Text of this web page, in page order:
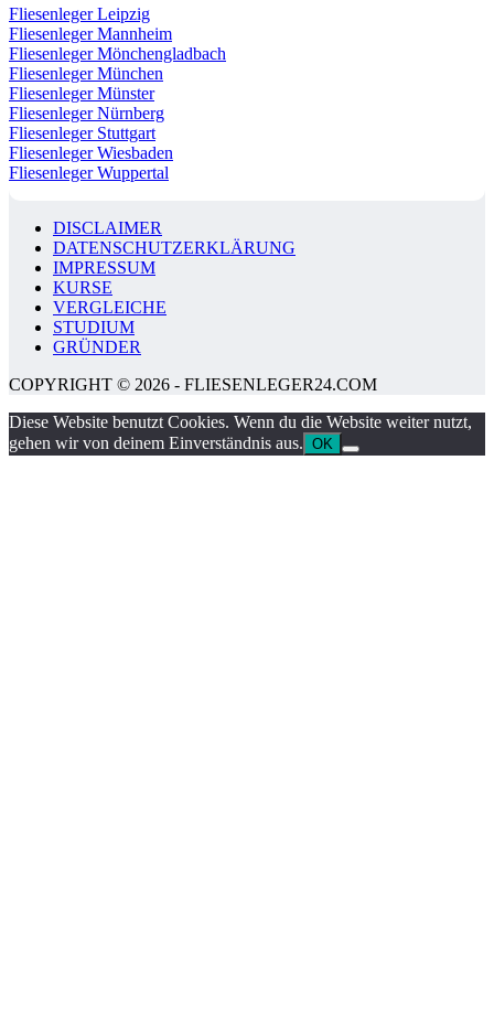
Fliesenleger Leipzig
Fliesenleger Mannheim
Fliesenleger Mönchengladbach
Fliesenleger München
Fliesenleger Münster
Fliesenleger Nürnberg
Fliesenleger Stuttgart
Fliesenleger Wiesbaden
Fliesenleger Wuppertal
DISCLAIMER
DATENSCHUTZERKLÄRUNG
IMPRESSUM
KURSE
VERGLEICHE
STUDIUM
GRÜNDER
COPYRIGHT © 2026 - FLIESENLEGER24.COM
Diese Website benutzt Cookies. Wenn du die Website weiter nutzt,
gehen wir von deinem Einverständnis aus. OK